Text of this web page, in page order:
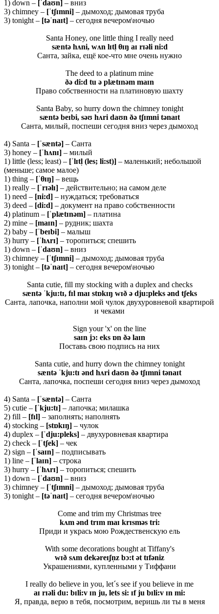
1) down – [ˈdaʊn] – вниз
3) chimney – [ˈtʃɪmni] – дымоход; дымовая труба
3) tonight – [təˈnaɪt] – сегодня вечером\ночью
Santa Honey, one little thing I really need
sæntə hʌni, wʌn lɪtl̩ θɪŋ aɪ rɪəli ni:d
Санта, зайка, ещё кое-что мне очень нужно
The deed to a platinum mine
ðə di:d tu ə plætɪnəm maɪn
Право собственности на платиновую шахту
Santa Baby, so hurry down the chimney tonight
sæntə beɪbi, səʊ hʌri daʊn ðə tʃɪmni tənaɪt
Санта, милый, поспеши сегодня вниз через дымоход
4) Santa – [ˈsæntə] – Санта
3) honey – [ˈhʌnɪ] – милый
1) little (less; least) – [ˈlɪtl̩ (les; li:st)] – маленький; небольшой
(меньше; самое малое)
1) thing – [ˈθɪŋ] – вещь
1) really – [ˈrɪəlɪ] – действительно; на самом деле
1) need – [ni:d] – нуждаться; требоваться
3) deed – [di:d] – документ на право собственности
4) platinum – [ˈplætɪnəm] – платина
2) mine – [maɪn] – рудник; шахта
2) baby – [ˈbeɪbi] – малыш
3) hurry – [ˈhʌrɪ] – торопиться; спешить
1) down – [ˈdaʊn] – вниз
3) chimney – [ˈtʃɪmni] – дымоход; дымовая труба
3) tonight – [təˈnaɪt] – сегодня вечером\ночью
Santa cutie, fill my stocking with a duplex and checks
sæntə ˈkju:tɪ, fɪl maɪ stɒkɪŋ wɪð ə dju:pleks ənd tʃeks
Санта, лапочка, наполни мой чулок двухуровневой квартирой
и чеками
Sign your 'x' on the line
saɪn jɔ: eks ɒn ðə laɪn
Поставь свою подпись на них
Santa cutie, and hurry down the chimney tonight
sæntə ˈkju:tɪ ənd hʌri daʊn ðə tʃɪmni tənaɪt
Санта, лапочка, поспеши сегодня вниз через дымоход
4) Santa – [ˈsæntə] – Санта
5) cutie – [ˈkju:tɪ] – лапочка; милашка
2) fill – [fɪl] – заполнять; наполнять
4) stocking – [stɒkɪŋ] – чулок
4) duplex – [ˈdju:pleks] – двухуровневая квартира
2) check – [ˈtʃek] – чек
2) sign – [ˈsaɪn] – подписывать
1) line – [ˈlaɪn] – строка
3) hurry – [ˈhʌrɪ] – торопиться; спешить
1) down – [ˈdaʊn] – вниз
3) chimney – [ˈtʃɪmni] – дымоход; дымовая труба
3) tonight – [təˈnaɪt] – сегодня вечером\ночью
Come and trim my Christmas tree
kʌm ənd trɪm maɪ krɪsməs tri:
Приди и укрась мою Рождественскую ель
With some decorations bought at Tiffany's
wɪð sʌm dekəreɪʃn̩z bɔ:t ət tɪfəniz
Украшениями, купленными у Тиффани
I really do believe in you, let´s see if you believe in me
aɪ rɪəli du: bɪli:v ɪn ju, lets si: ɪf ju bɪli:v ɪn mi:
Я, правда, верю в тебя, посмотрим, веришь ли ты в меня